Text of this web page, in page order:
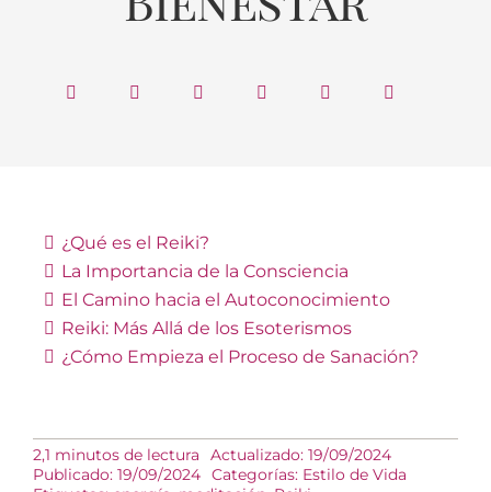
¿Qué es el Reiki?
La Importancia de la Consciencia
El Camino hacia el Autoconocimiento
Reiki: Más Allá de los Esoterismos
¿Cómo Empieza el Proceso de Sanación?
2,1 minutos de lectura
Actualizado: 19/09/2024
Publicado: 19/09/2024 Categorías: Estilo de Vida